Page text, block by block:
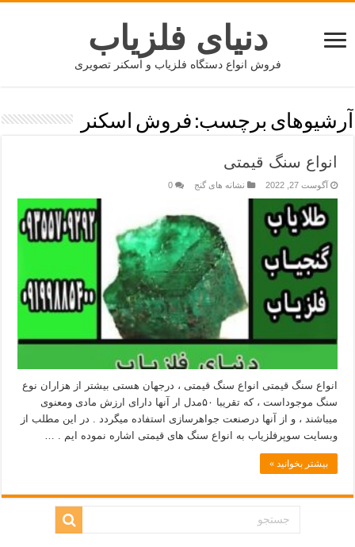
دنیای فلزیاب
فروش انواع دستگاه فلزیاب و اسکنر تصویری
آرشیوهای برچسب: فروش اسکنر
انواع سنگ قیمتی
آگوست 27, 2022 نشانه های گنج 0
انواع سنگ قیمتی انواع سنگ قیمتی ، درجهان هستی بیشتر از هزاران نوع
سنگ موجوداست ، که تقریبا ۵۰مدل ار آنها دارای ارزش مادی ومعنوی
میباشند ، و از آنها درصنعت جواهرسازی استفاده میگردد . در این مطلب از
وبسایت سوپرفلزیاب به انواع سنگ های قیمتی اشاره نموده ایم . …
بیشتر بخوانید »